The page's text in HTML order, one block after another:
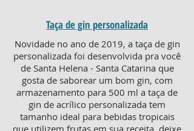
Taça de gin personalizada
Novidade no ano de 2019, a taça de gin
personalizada foi desenvolvida pra você
de Santa Helena - Santa Catarina que
gosta de saborear um bom gin, com
armazenamento para 500 ml a taça de
gin de acrílico personalizada tem
tamanho ideal para bebidas tropicais
que utilizem frutas em sua receita, deixe